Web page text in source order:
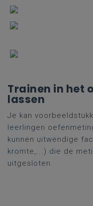
Trainen in het
lassen
Je kan
leerlingen
kunnen uitwendige
kromte,...) die de
uitgesloten.